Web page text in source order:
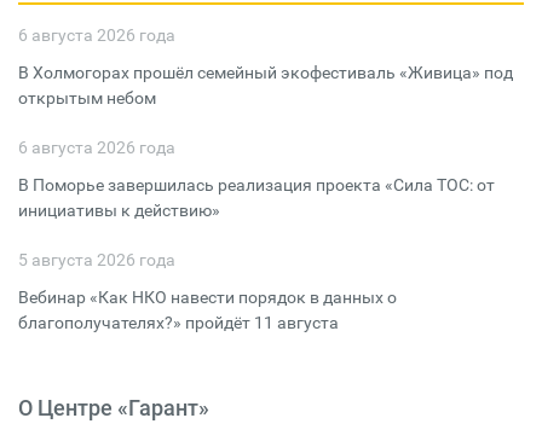
6 августа 2026 года
В Холмогорах прошёл семейный экофестиваль «Живица» под
открытым небом
6 августа 2026 года
В Поморье завершилась реализация проекта «Сила ТОС: от
инициативы к действию»
5 августа 2026 года
Вебинар «Как НКО навести порядок в данных о
благополучателях?» пройдёт 11 августа
О Центре «Гарант»